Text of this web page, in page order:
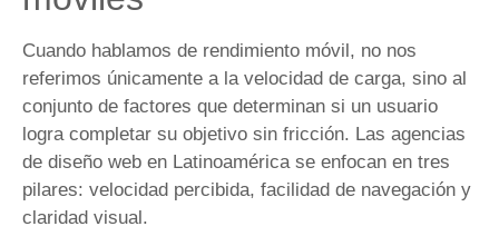
Cuando hablamos de rendimiento móvil, no nos
referimos únicamente a la velocidad de carga, sino al
conjunto de factores que determinan si un usuario
logra completar su objetivo sin fricción. Las agencias
de diseño web en Latinoamérica se enfocan en tres
pilares: velocidad percibida, facilidad de navegación y
claridad visual.